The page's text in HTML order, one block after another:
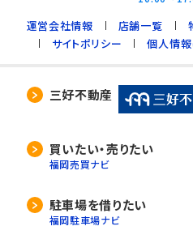
運営会社情報 店舗一覧
サイトポリシー
個人情報
三好不動産
買いたい・売りたい
福岡売買ナビ
駐車場を借りたい
福岡駐車場ナビ